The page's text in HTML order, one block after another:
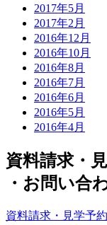
2017年5月
2017年2月
2016年12月
2016年10月
2016年8月
2016年7月
2016年6月
2016年5月
2016年4月
資料請求・
・ お問い合
資料請求・見学予